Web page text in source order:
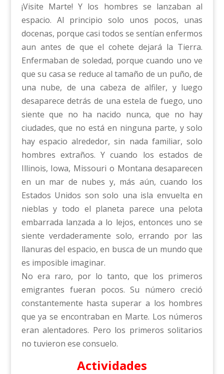
¡Visite Marte! Y los hombres se lanzaban al
espacio. Al principio solo unos pocos, unas
docenas, porque casi todos se sentían enfermos
aun antes de que el cohete dejará la Tierra.
Enfermaban de soledad, porque cuando uno ve
que su casa se reduce al tamaño de un puño, de
una nube, de una cabeza de alfiler, y luego
desaparece detrás de una estela de fuego, uno
siente que no ha nacido nunca, que no hay
ciudades, que no está en ninguna parte, y solo
hay espacio alrededor, sin nada familiar, solo
hombres extraños. Y cuando los estados de
Illinois, Iowa, Missouri o Montana desaparecen
en un mar de nubes y, más aún, cuando los
Estados Unidos son solo una isla envuelta en
nieblas y todo el planeta parece una pelota
embarrada lanzada a lo lejos, entonces uno se
siente verdaderamente solo, errando por las
llanuras del espacio, en busca de un mundo que
es imposible imaginar.
No era raro, por lo tanto, que los primeros
emigrantes fueran pocos. Su número creció
constantemente hasta superar a los hombres
que ya se encontraban en Marte. Los números
eran alentadores. Pero los primeros solitarios
no tuvieron ese consuelo.
Actividades